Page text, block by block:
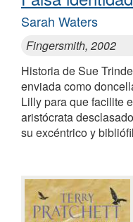
Sarah Waters
Fingersmith, 2002
Historia de Sue
enviada como
Lilly para que facilite
aristócrata
su excéntrico y